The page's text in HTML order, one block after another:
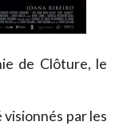
de Clôture, le
par les